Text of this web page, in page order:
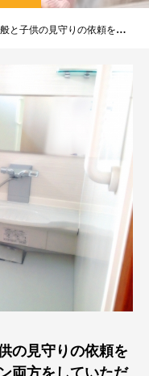
。掃除とシッティン両方をしていただけて、とても有難いです。
の見守りの依頼を
両方をしていただ